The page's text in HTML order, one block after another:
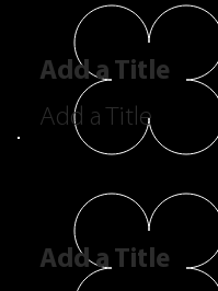
Add a Title
Add a Title
Add a Title